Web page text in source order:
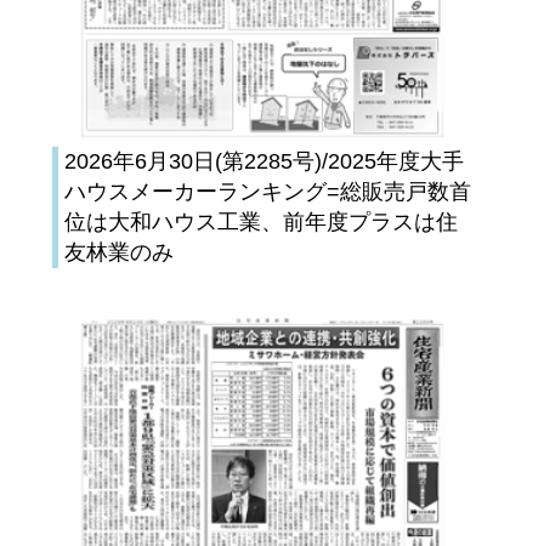
2026年6月30日(第2285号)/2025年度大手
ハウスメーカーランキング=総販売戸数首
位は大和ハウス工業、前年度プラスは住
友林業のみ